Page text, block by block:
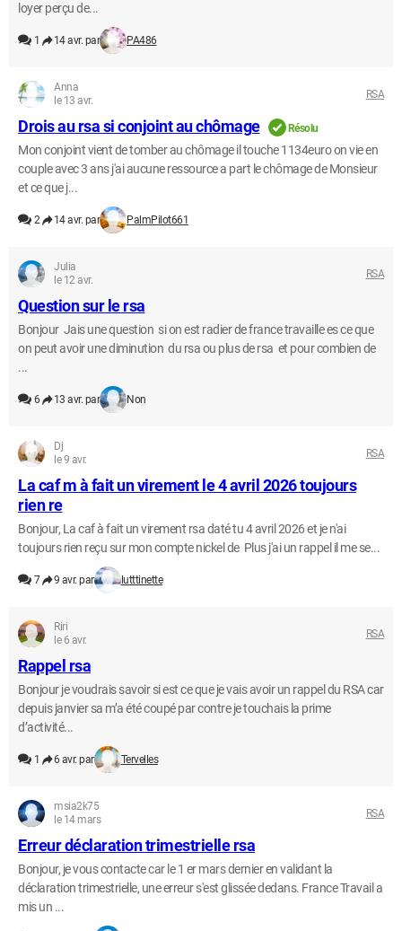
loyer perçu de...
1 14 avr. par PA486
Anna
le 13 avr.
RSA
Drois au rsa si conjoint au chômage Résolu
Mon conjoint vient de tomber au chômage il touche 1134euro on vie en
couple avec 3 ans j'ai aucune ressource a part le chômage de Monsieur
et ce que j...
2 14 avr. par PalmPilot661
Julia
le 12 avr.
RSA
Question sur le rsa
Bonjour Jais une question si on est radier de france travaille es ce que
on peut avoir une diminution du rsa ou plus de rsa et pour combien de
...
6 13 avr. par Non
Dj
le 9 avr.
RSA
La caf m à fait un virement le 4 avril 2026 toujours
rien re
Bonjour, La caf à fait un virement rsa daté tu 4 avril 2026 et je n'ai
toujours rien reçu sur mon compte nickel de Plus j'ai un rappel il me se...
7 9 avr. par lutttinette
Riri
le 6 avr.
RSA
Rappel rsa
Bonjour je voudrais savoir si est ce que je vais avoir un rappel du RSA car
depuis janvier sa m’a été coupé par contre je touchais la prime
d’activité...
1 6 avr. par Tervelles
msia2k75
le 14 mars
RSA
Erreur déclaration trimestrielle rsa
Bonjour, je vous contacte car le 1 er mars dernier en validant la
déclaration trimestrielle, une erreur s'est glissée dedans. France Travail a
mis un ...